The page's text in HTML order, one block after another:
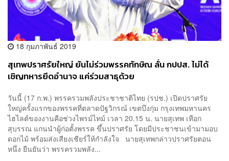
18 กุมภาพันธ์ 2019
สุเทพปราศรัยใหญ่ ยันไม่ร่วมพรรคทักษิณ ลั่น กปปส. ไม่ได้
เชิญทหารยึดอำนาจ แค่ร่วมสาธุด้วย
วันนี้ (17 ก.พ.) พรรครวมพลังประชาชาติไทย (รปช.) เปิดปราศรัย
ใหญ่ครั้งแรกของพรรคที่ตลาดปัฐวิกรณ์ เขตบึงกุ่ม กรุงเทพมหานคร
ไฮไลต์ของงานคือช่วงไพรม์ไทม์ เวลา 20.15 น. นายสุเทพ เทือก
สุบรรณ แกนนำผู้ก่อตั้งพรรค ขึ้นปราศรัย โดยมีประชาชนเข้ามามอบ
ดอกไม้ พร้อมส่งเสียงเชียร์ให้กำลังใจ นายสุเทพกล่าวปราศรัยตอน
หนึ่ง ยืนยันว่า พรรครวมพลัง...